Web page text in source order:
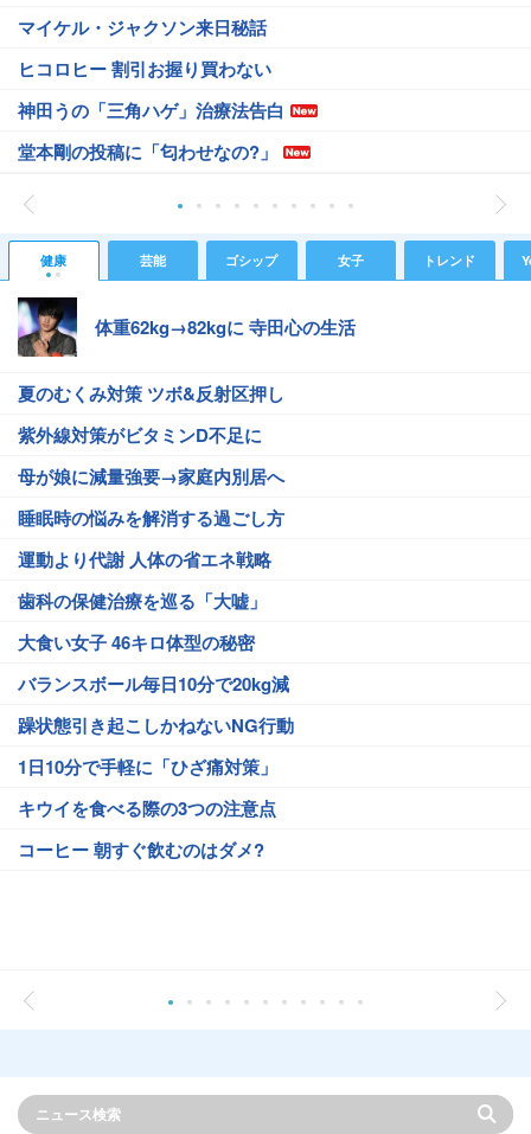
マイケル・ジャクソン来日秘話
ヒコロヒー 割引お握り買わない
神田うの「三角ハゲ」治療法告白
堂本剛の投稿に「匂わせなの?」
健康 芸能 ゴシップ 女子 トレンド
体重62kg→82kgに 寺田心の生活
夏のむくみ対策 ツボ&反射区押し
紫外線対策がビタミンD不足に
母が娘に減量強要→家庭内別居へ
睡眠時の悩みを解消する過ごし方
運動より代謝 人体の省エネ戦略
歯科の保健治療を巡る「大嘘」
大食い女子 46キロ体型の秘密
バランスボール毎日10分で20kg減
躁状態引き起こしかねないNG行動
1日10分で手軽に「ひざ痛対策」
キウイを食べる際の3つの注意点
コーヒー 朝すぐ飲むのはダメ?